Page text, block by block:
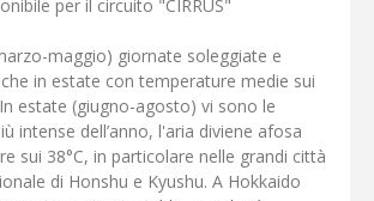
per il circuito "CIRRUS"
maggio) giornate soleggiate e
in estate con temperature medie sui
estate (giugno-agosto) vi sono le
intense dell’anno, l'aria diviene afosa
sui 38°C, in particolare nelle grandi città
di Honshu e Kyushu. A Hokkaido